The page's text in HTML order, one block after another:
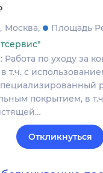
Москва
Площадь
Работа по уходу за
т.ч. с
покрытием, в
Откликнуться